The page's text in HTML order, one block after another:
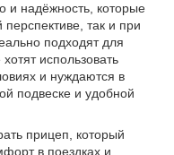
и надёжность, которые
так и при
подходят для
использовать
и нуждаются в
подвеске и удобной
прицеп, который
в поездках и